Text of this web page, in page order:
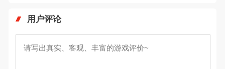
用户评论